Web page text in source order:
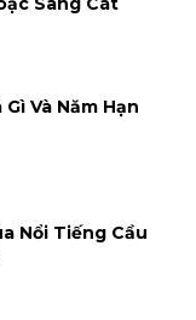
Và Năm Hạn
Nổi Tiếng Cầu